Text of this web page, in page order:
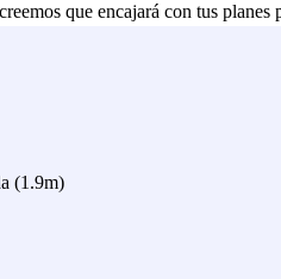
que encajará con tus planes
(1.9m)